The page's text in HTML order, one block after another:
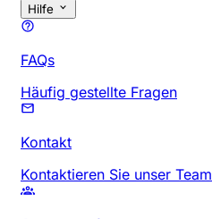
Hilfe
FAQs
Häufig gestellte Fragen
Kontakt
Kontaktieren Sie unser Team